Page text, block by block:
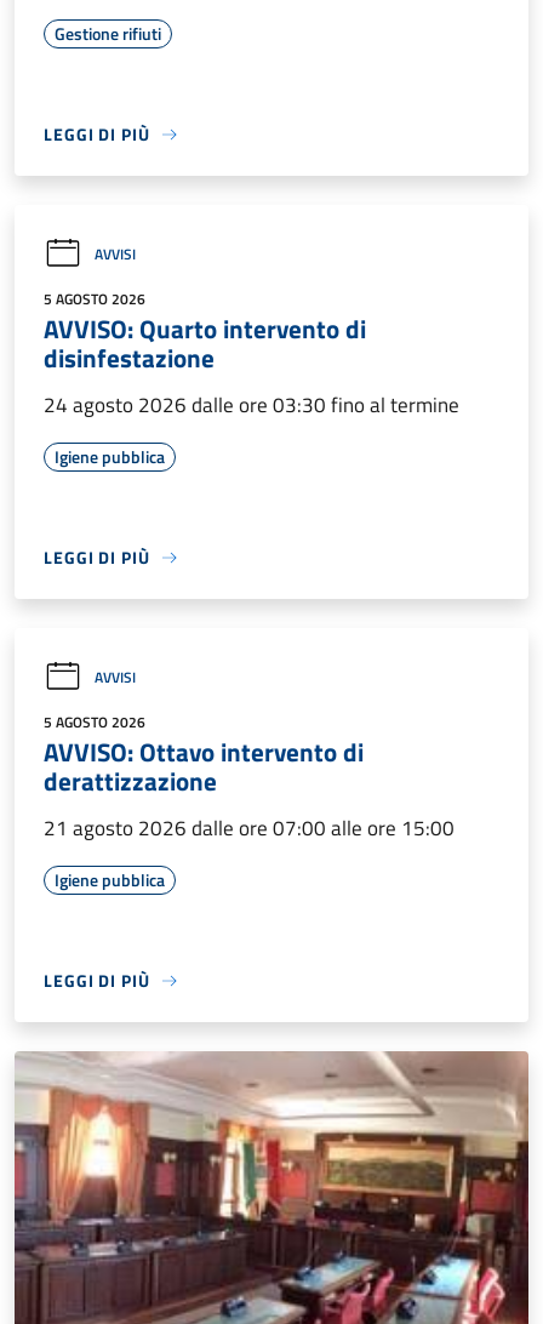
Gestione rifiuti
LEGGI DI PIÙ
AVVISI
5 AGOSTO 2026
AVVISO: Quarto intervento di
disinfestazione
24 agosto 2026 dalle ore 03:30 fino al termine
Igiene pubblica
LEGGI DI PIÙ
AVVISI
5 AGOSTO 2026
AVVISO: Ottavo intervento di
derattizzazione
21 agosto 2026 dalle ore 07:00 alle ore 15:00
Igiene pubblica
LEGGI DI PIÙ